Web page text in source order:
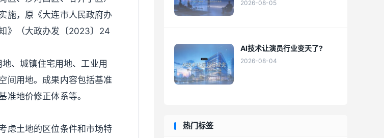
施，原《大连市人民政府办
》（大政办发〔2023〕24
、城镇住宅用地、工业用
间用地。成果内容包括基准
准地价修正体系等。
虑土地的区位条件和市场特
2026-08-05
AI技术让演员行业变天了?
2026-08-04
热门标签